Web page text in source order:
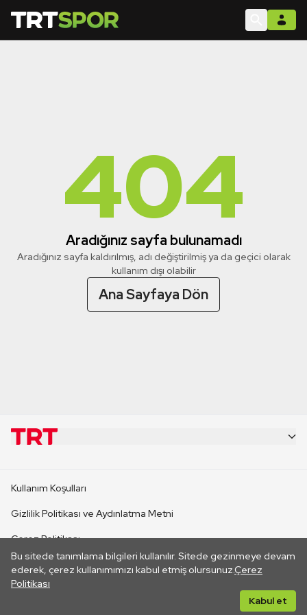
404
Aradığınız sayfa bulunamadı
Aradığınız sayfa kaldırılmış, adı değiştirilmiş ya da geçici olarak
kullanım dışı olabilir
Ana Sayfaya Dön
Bu sitede tanımlama bilgileri kullanılır. Sitede gezinmeye devam
ederek, çerez kullanımımızı kabul etmiş olursunuz.Çerez
Politikası
Kabul et
CANLI YAYINLAR
Kullanım Koşulları
Gizlilik Politikası ve Aydınlatma Metni
Çerez Politikası
İletişim
Her hakkı saklıdır. ©2026 TRT. Bağlantı yoluyla gidilen dış